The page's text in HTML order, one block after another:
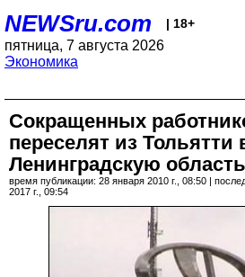
NEWSru.com | 18+
пятница, 7 августа 2026
Экономика
Сокращенных
переселят из Тольятти
Ленинградскую область
время публикации: 28 января 2010 г., 08:50 |
2017 г., 09:54